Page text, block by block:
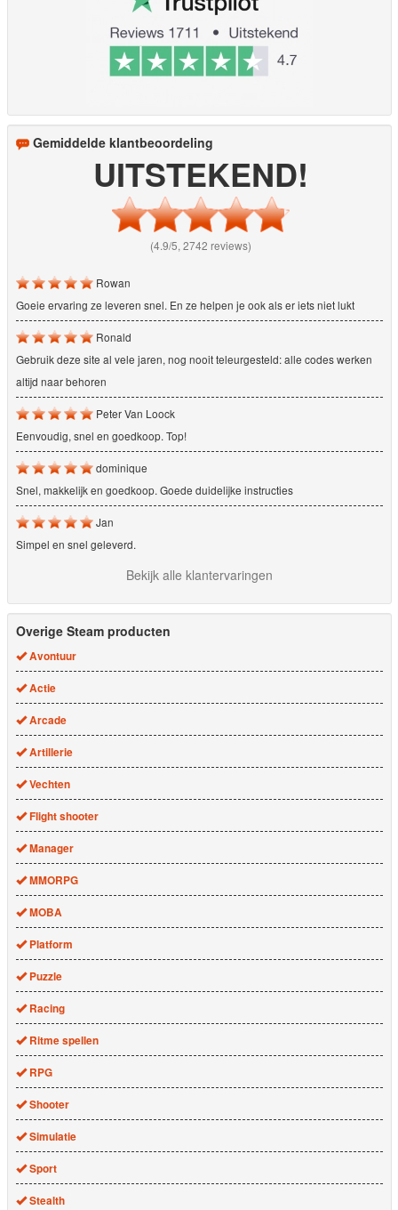
Gemiddelde klantbeoordeling
UITSTEKEND!
(4.9/5, 2742 reviews)
Rowan
Goeie ervaring ze leveren snel. En ze helpen je ook als er iets niet lukt
Ronald
Gebruik deze site al vele jaren, nog nooit teleurgesteld: alle codes werken
altijd naar behoren
Peter Van Loock
Eenvoudig, snel en goedkoop. Top!
dominique
Snel, makkelijk en goedkoop. Goede duidelijke instructies
Jan
Simpel en snel geleverd.
Bekijk alle klantervaringen
Overige Steam producten
Avontuur
Actie
Arcade
Artillerie
Vechten
Flight shooter
Manager
MMORPG
MOBA
Platform
Puzzle
Racing
Ritme spellen
RPG
Shooter
Simulatie
Sport
Stealth